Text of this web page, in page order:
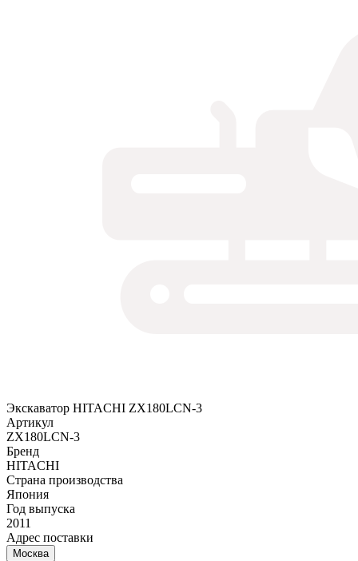
Экскаватор HITACHI ZX180LCN-3
Артикул
ZX180LCN-3
Бренд
HITACHI
Страна производства
Япония
Год выпуска
2011
Адрес поставки
Москва